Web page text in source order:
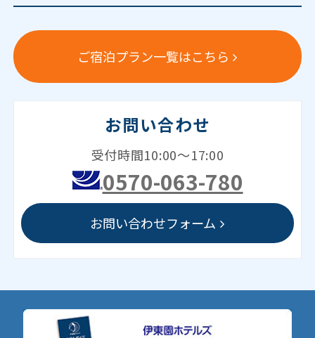
ご宿泊プラン一覧はこちら
お問い合わせ
受付時間10:00～17:00
0570-063-780
お問い合わせフォーム